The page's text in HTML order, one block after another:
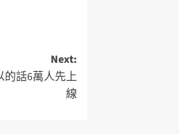
Next:
的話6萬人先上
線